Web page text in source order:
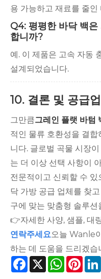
용 가능하고 재료를 줄
Q4: 평평한 바닥 백
합니까?
예. 이 제품은 고속 자동
설계되었습니다.
10. 결론 및 공급
그만큼그레인 플랫 바텀
적인 물류 호환성을 결
니다. 글로벌 곡물 시장
는 더 이상 선택 사항이
전문적이고 신뢰할 수
닥 가방 공급 업체를 찾
구에 맞는 맞춤형 솔루션
👉자세한 사양, 샘플, 대
연락주세요오늘 Wanle
하는 데 도움을 드리겠습
Facebook
X